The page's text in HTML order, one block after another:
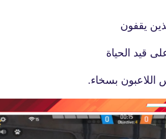
يقفون
قيد الحياة
بسخاء.